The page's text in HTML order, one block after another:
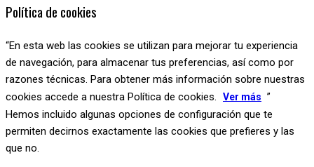
Política de cookies
“En esta web las cookies se utilizan para mejorar tu experiencia
de navegación, para almacenar tus preferencias, así como por
razones técnicas. Para obtener más información sobre nuestras
cookies accede a nuestra Política de cookies.
Ver más ”
Hemos incluido algunas opciones de configuración que te
permiten decirnos exactamente las cookies que prefieres y las
que no.